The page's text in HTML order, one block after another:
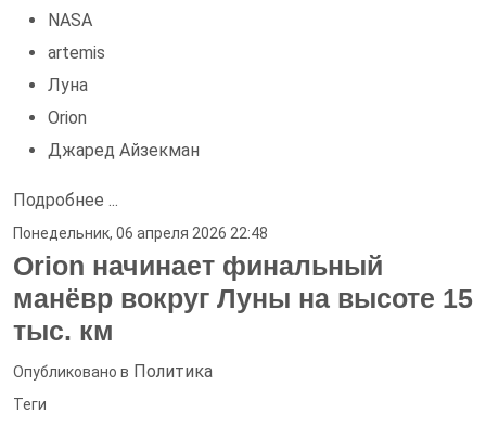
NASA
artemis
Луна
Orion
Джаред Айзекман
Подробнее ...
Понедельник, 06 апреля 2026 22:48
Orion начинает финальный
манёвр вокруг Луны на высоте 15
тыс. км
Опубликовано в Политика
Теги